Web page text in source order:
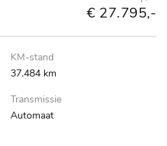
€ 27.795,-
KM-stand
37.484 km
Transmissie
Automaat